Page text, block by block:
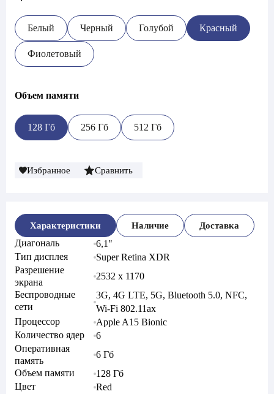
Белый Черный Голубой Красный
Фиолетовый
Объем памяти
128 Гб 256 Гб 512 Гб
Избранное Сравнить
Характеристики Наличие Доставка
Диагональ
6,1"
Тип дисплея
Super Retina XDR
Разрешение
экрана
2532 x 1170
Беспроводные
сети
3G, 4G LTE, 5G, Bluetooth 5.0, NFC,
Wi-Fi 802.11ax
Процессор
Apple A15 Bionic
Количество ядер
6
Оперативная
память
6 Гб
Объем памяти
128 Гб
Цвет
Red